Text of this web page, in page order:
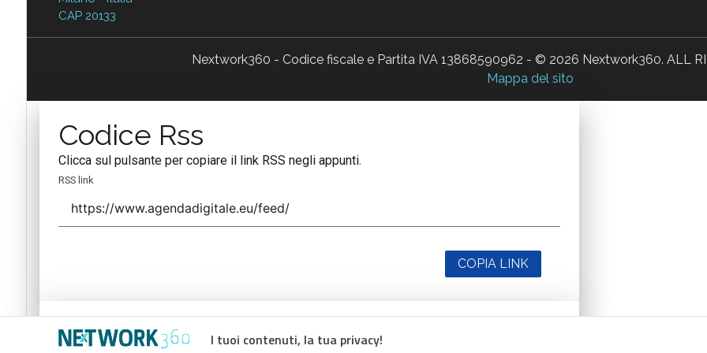
I tuoi contenuti, la tua privacy!
CAP 20133
Nextwork360 - Codice fiscale e Partita IVA 13868590962 - © 2026 Nextwork360. ALL
Mappa del sito
Codice Rss
Clicca sul pulsante per copiare il link RSS negli appunti.
RSS link
COPIA LINK
Codice Rss